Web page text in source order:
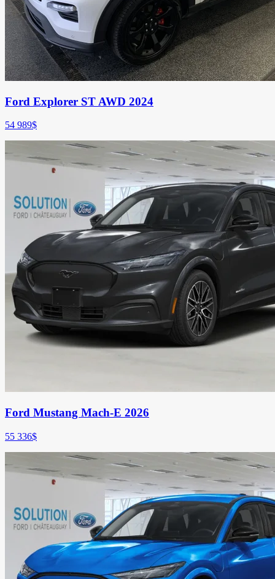
Ford Explorer ST AWD 2024
54 989$
Ford Mustang Mach-E 2026
55 336$